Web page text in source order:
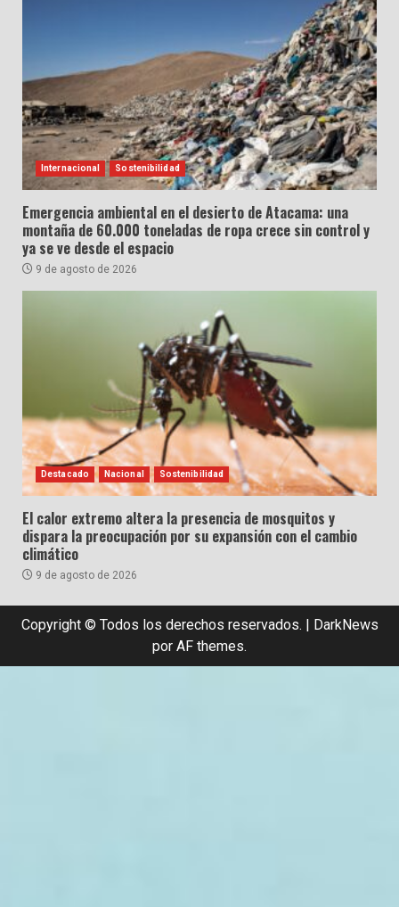
Internacional Sostenibilidad
Emergencia ambiental en el desierto de Atacama: una
montaña de 60.000 toneladas de ropa crece sin control y
ya se ve desde el espacio
9 de agosto de 2026
Destacado Nacional Sostenibilidad
El calor extremo altera la presencia de mosquitos y
dispara la preocupación por su expansión con el cambio
climático
9 de agosto de 2026
Copyright © Todos los derechos reservados. | DarkNews
por AF themes.